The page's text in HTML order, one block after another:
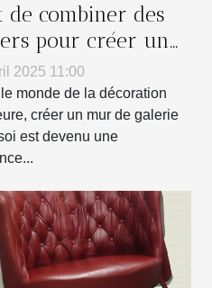
de combiner des
pour créer un
galerie chez soi
2025 11:00
monde de la décoration
créer un mur de galerie
est devenu une